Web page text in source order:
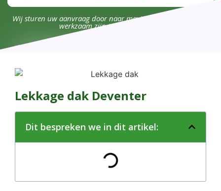
Wij sturen uw aanvraag door naar maximaal 4 bedrijven die
werkzaam zijn in uw omgeving.
Lekkage dak Deventer
Dit bespreken we in dit artikel: